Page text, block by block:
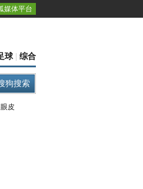
媒体平台
球 综合
皮